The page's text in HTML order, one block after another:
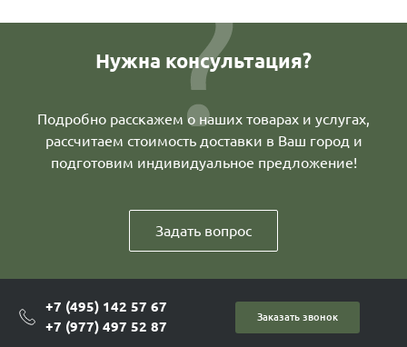
Нужна консультация?
Подробно расскажем о наших товарах и услугах,
рассчитаем стоимость доставки в Ваш город и
подготовим индивидуальное предложение!
Задать вопрос
+7 (495) 142 57 67
+7 (977) 497 52 87
Заказать звонок